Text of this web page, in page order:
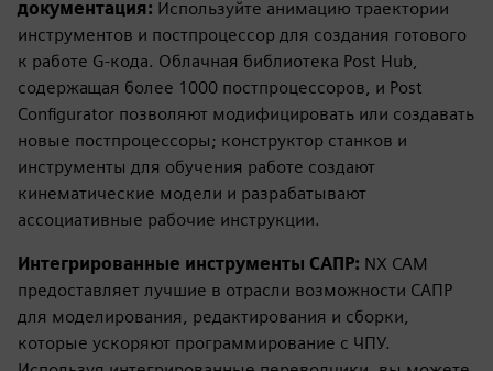
документация: Используйте анимацию траектории
инструментов и постпроцессор для создания готового
к работе G-кода. Облачная библиотека Post Hub,
содержащая более 1000 постпроцессоров, и Post
Configurator позволяют модифицировать или создавать
новые постпроцессоры; конструктор станков и
инструменты для обучения работе создают
кинематические модели и разрабатывают
ассоциативные рабочие инструкции.
Интегрированные инструменты САПР: NX CAM
предоставляет лучшие в отрасли возможности САПР
для моделирования, редактирования и сборки,
которые ускоряют программирование с ЧПУ.